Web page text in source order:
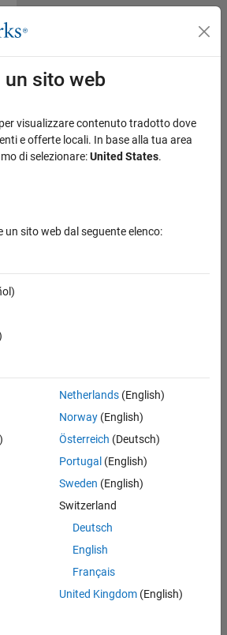
un sito web
visualizzare contenuto tradotto dove
e offerte locali. In base alla tua area
di selezionare:United States.
un sito web dal seguente elenco:
Netherlands(English)
Norway(English)
Österreich (Deutsch)
Portugal (English)
Sweden (English)
Switzerland
Deutsch
English
Français
United Kingdom(English)